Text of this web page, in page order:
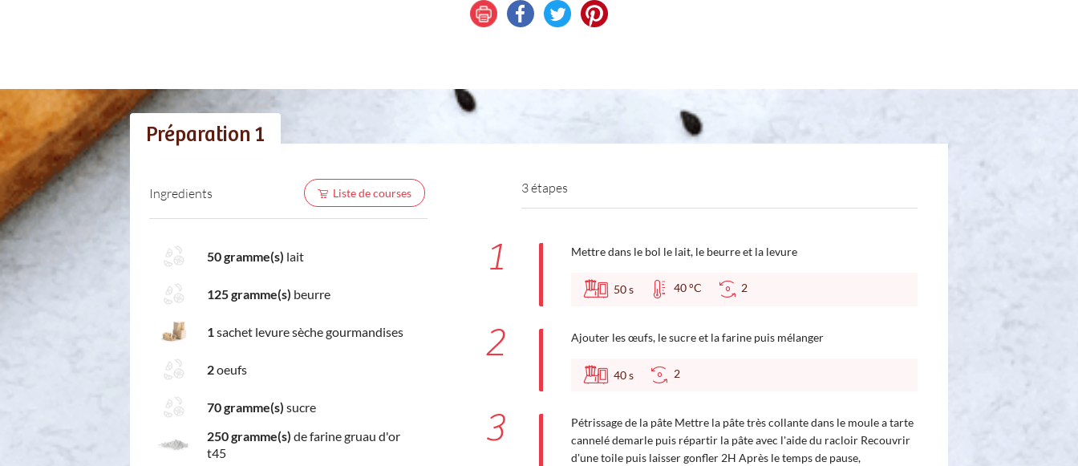
Préparation 1
Ingredients Liste de courses
50 gramme(s) lait
125 gramme(s) beurre
1 sachet levure sèche gourmandises
2oeufs
70 gramme(s) sucre
250 gramme(s) de farine gruau d'or
t45
3 étapes
1 Mettre dans le bol le lait, le beurre et la levure
50s 40 °C 2
2 Ajouter les œufs, le sucre et la farine puis mélanger
40s 2
3
Pétrissage de la pâte Mettre la pâte très collante dans le moule a tarte
cannelé demarle puis répartir la pâte avec l'aide du racloir Recouvrir
d'une toile puis laisser gonfler 2H Après le temps de pause,